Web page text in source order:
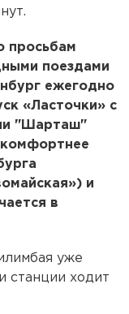
просьбам
поездами
ежегодно
«Ласточки» с
"Шарташ"
и
в
уже
станции ходит